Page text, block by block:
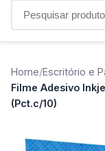
Home/Escritório e
Filme Adesivo
(Pct.c/10)